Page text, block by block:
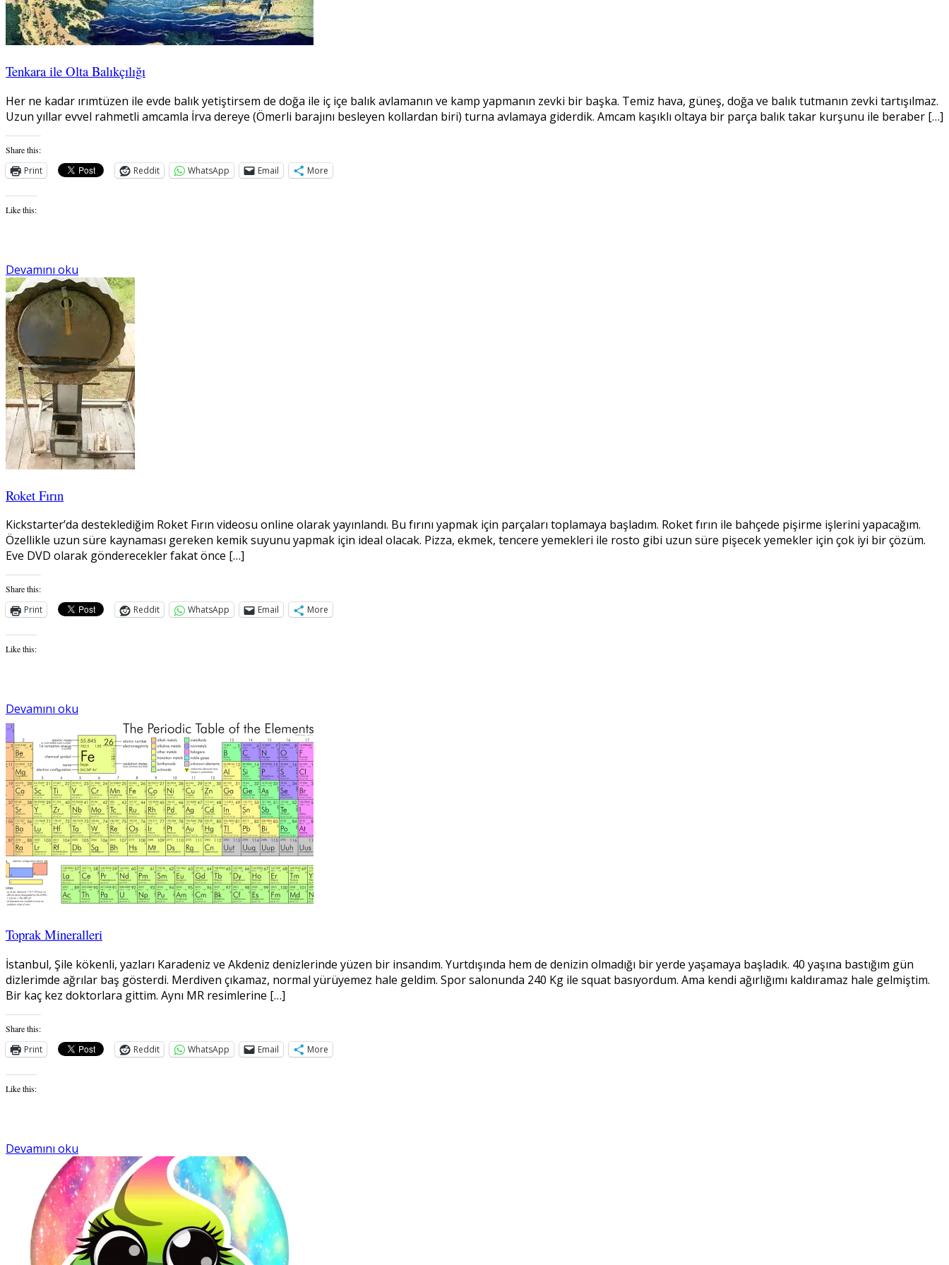
Tenkara ile Olta Balıkçılığı
Her ne kadar ırımtüzen ile evde balık yetiştirsem de doğa ile iç içe balık avlamanın ve kamp yapmanın zevki bir başka. Temiz hava, güneş, doğa ve balık tutmanın zevki tartışılmaz.
Uzun yıllar evvel rahmetli amcamla İrva dereye (Ömerli barajını besleyen kollardan biri) turna avlamaya giderdik. Amcam kaşıklı oltaya bir parça balık takar kurşunu ile beraber […]
Share this:
Print Reddit WhatsApp Email More
Like this:
Devamını oku
Roket Fırın
Kickstarter’da desteklediğim Roket Fırın videosu online olarak yayınlandı. Bu fırını yapmak için parçaları toplamaya başladım. Roket fırın ile bahçede pişirme işlerini yapacağım.
Özellikle uzun süre kaynaması gereken kemik suyunu yapmak için ideal olacak. Pizza, ekmek, tencere yemekleri ile rosto gibi uzun süre pişecek yemekler için çok iyi bir çözüm.
Eve DVD olarak gönderecekler fakat önce […]
Share this:
Print Reddit WhatsApp Email More
Like this:
Devamını oku
Toprak Mineralleri
İstanbul, Şile kökenli, yazları Karadeniz ve Akdeniz denizlerinde yüzen bir insandım. Yurtdışında hem de denizin olmadığı bir yerde yaşamaya başladık. 40 yaşına bastığım gün
dizlerimde ağrılar baş gösterdi. Merdiven çıkamaz, normal yürüyemez hale geldim. Spor salonunda 240 Kg ile squat basıyordum. Ama kendi ağırlığımı kaldıramaz hale gelmiştim.
Bir kaç kez doktorlara gittim. Aynı MR resimlerine […]
Share this:
Print Reddit WhatsApp Email More
Like this:
Devamını oku